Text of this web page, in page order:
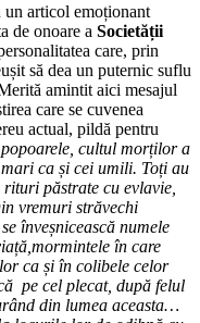
un articol emoționant
de onoare a Societății
care, prin
să dea un puternic suflu
amintit aici mesajul
care se cuvenea
actual, pildă pentru
cultul morților a
ca și cei umili. Toți au
păstrate cu evlavie,
vremuri străvechi
înveșnicească numele
în care
ca și în colibele celor
pe cel plecat, după felul
din lumea aceasta…